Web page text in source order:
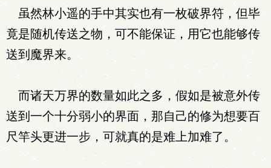
虽然林小遥的手中其实也有一枚破界符，但毕
竟是随机传送之物，可不能保证，用它也能够传
送到魔界来。
而诸天万界的数量如此之多，假如是被意外传
送到一个十分弱小的界面，那自己的修为想要百
尺竿头更进一步，可就真的是难上加难了。